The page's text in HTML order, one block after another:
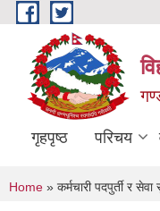
Skip to main content
गृहपृष्ठ परिचय
You are here
Home » कर्मचारी पदपुर्ती र